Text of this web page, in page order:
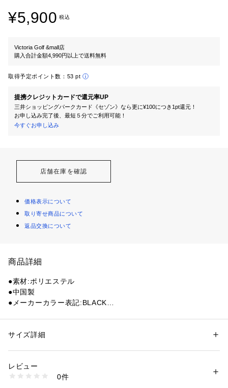
¥5,900 税込
Victoria Golf &mall店
購入合計金額4,990円以上で送料無料
取得予定ポイント数： 53 pt
提携クレジットカードで還元率UP
三井ショッピングパークカード《セゾン》なら更に¥100につき1pt還元！
お申し込み完了後、最短５分でご利用可能！
今すぐお申し込み
店舗在庫を確認
価格表示について
取り寄せ商品について
返品交換について
商品詳細
●素材:ポリエステル
●中国製
●メーカーカラー表記:BLACK
ットパターカバー」。シンプルながらも存在感のあるカラーブ
ewの洗練されたスタイルを感じられる、プレー中も気分が上
がるアイテムです。
性別：レディース
商品番号：
10902645201 （ショップ）
サイズ詳細
レビュー
0件